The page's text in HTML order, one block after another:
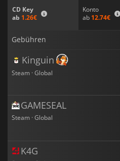
CD Key
ab 1.26€
Konto
ab 12.74€
Gebühren
Kinguin
Steam · Global
GAMESEAL
Steam · Global
K4G